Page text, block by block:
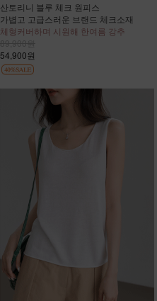
산토리니 블루 체크 원피스
가볍고 고급스러운 브랜드 체크소재
체형커버하며 시원해 한여름 강추
54,900원